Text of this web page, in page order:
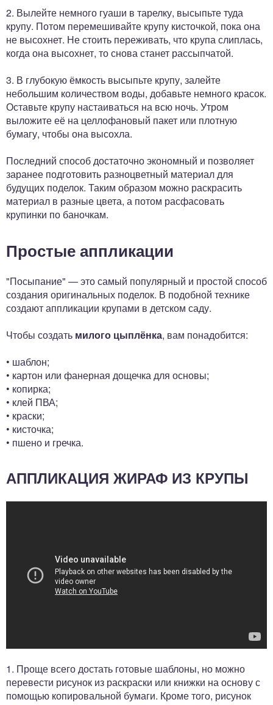
2. Вылейте немного гуаши в тарелку, высыпьте туда
крупу. Потом перемешивайте крупу кисточкой, пока она
не высохнет. Не стоить переживать, что крупа слиплась,
когда она высохнет, то снова станет рассыпчатой.
3. В глубокую ёмкость высыпьте крупу, залейте
небольшим количеством воды, добавьте немного красок.
Оставьте крупу настаиваться на всю ночь. Утром
выложите её на целлофановый пакет или плотную
бумагу, чтобы она высохла.
Последний способ достаточно экономный и позволяет
заранее подготовить разноцветный материал для
будущих поделок. Таким образом можно раскрасить
материал в разные цвета, а потом расфасовать
крупинки по баночкам.
Простые аппликации
"Посыпание" — это самый популярный и простой способ
создания оригинальных поделок. В подобной технике
создают аппликации крупами в детском саду.
Чтобы создать милого цыплёнка, вам понадобится:
• шаблон;
• картон или фанерная дощечка для основы;
• копирка;
• клей ПВА;
• краски;
• кисточка;
• пшено и гречка.
АППЛИКАЦИЯ ЖИРАФ ИЗ КРУПЫ
1. Проще всего достать готовые шаблоны, но можно
перевести рисунок из раскраски или книжки на основу с
помощью копировальной бумаги. Кроме того, рисунок